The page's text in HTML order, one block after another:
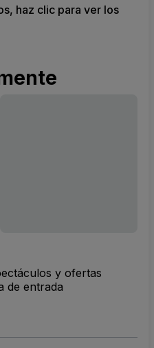
haz clic para ver los
y ofertas
de entrada